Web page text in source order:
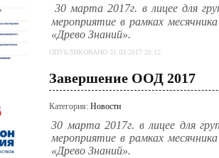
30 марта 2017г. в лицее для
мероприятие в рамках
«Древо Знаний».
ОПУБЛИКОВАНО 31.03.2017 20:15
Завершение ООД 2017
Категория: Новости
30 марта 2017г. в лицее для
мероприятие в рамках
«Древо Знаний».